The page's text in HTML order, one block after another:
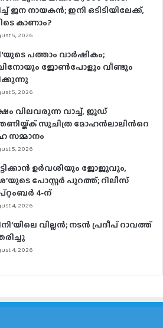
ജന നായകൻ; ഇനി ഒടിടിയിലേക്ക്,
കാണാം?
5, 2026
പത്താം വാർഷികം;
ജോൺപോളും വീണ്ടും
5, 2026
വിലവരുന്ന വാച്ച്, ജൂഡ്
സുചിത്ര മോഹൻലാലിൻറെ
സമ്മാനം
5, 2026
ഉർവശിയും ജോജുവും,
പോസ്റ്റർ പുറത്ത്; റിലീസ്
4-ന്
4, 2026
വില്ലൻ; നടൻ പ്രദീപ് റാവത്ത്
4, 2026